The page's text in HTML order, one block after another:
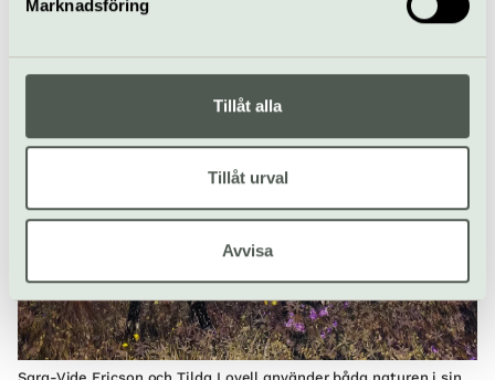
Marknadsföring
Tillåt alla
Tillåt urval
Avvisa
sinnens fem trösklar utan att gå över dem.